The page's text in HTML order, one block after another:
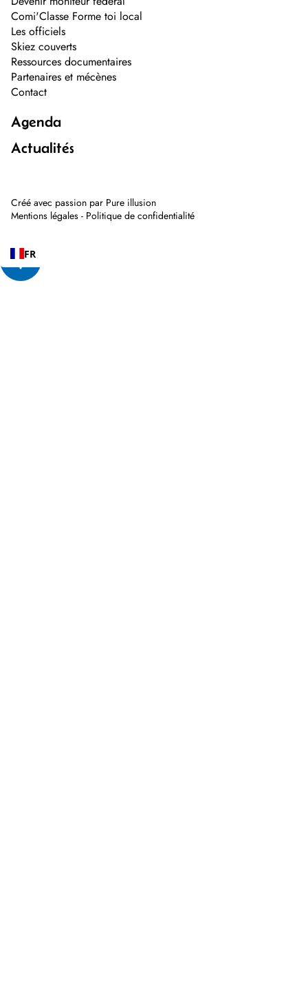
Comi'Classe Forme toi local
Les officiels
Skiez couverts
Ressources documentaires
Partenaires et mécènes
Contact
Agenda
Actualités
Créé avec passion par Pure illusion
Mentions légales - Politique de confidentialité
FR